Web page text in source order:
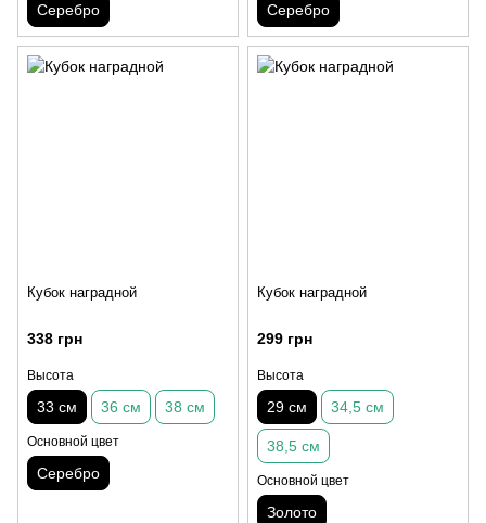
Серебро Серебро
Кубок наградной
338 грн
Высота
33 см 36 см 38 см
Основной цвет
Серебро
Кубок наградной
299 грн
Высота
29 см 34,5 см
38,5 см
Основной цвет
Золото